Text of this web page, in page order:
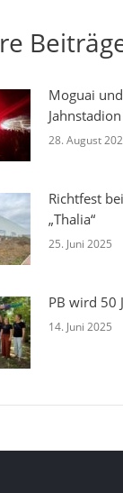
Moguai
Jahnstadion
28. August
Richtfest
„Thalia“
25. Juni 2025
PB wird 50
14. Juni 2025